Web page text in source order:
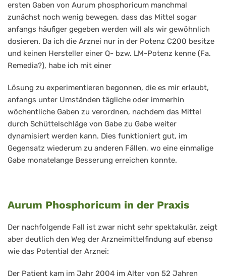
ersten Gaben von Aurum phosphoricum manchmal
zunächst noch wenig bewegen, dass das Mittel sogar
anfangs häufiger gegeben werden will als wir gewöhnlich
dosieren. Da ich die Arznei nur in der Potenz C200 besitze
und keinen Hersteller einer Q- bzw. LM-Potenz kenne (Fa.
Remedia?), habe ich mit einer
Lösung zu experimentieren begonnen, die es mir erlaubt,
anfangs unter Umständen tägliche oder immerhin
wöchentliche Gaben zu verordnen, nachdem das Mittel
durch Schüttelschläge von Gabe zu Gabe weiter
dynamisiert werden kann. Dies funktioniert gut, im
Gegensatz wiederum zu anderen Fällen, wo eine einmalige
Gabe monatelange Besserung erreichen konnte.
Aurum Phosphoricum in der Praxis
Der nachfolgende Fall ist zwar nicht sehr spektakulär, zeigt
aber deutlich den Weg der Arzneimittelfindung auf ebenso
wie das Potential der Arznei:
Der Patient kam im Jahr 2004 im Alter von 52 Jahren